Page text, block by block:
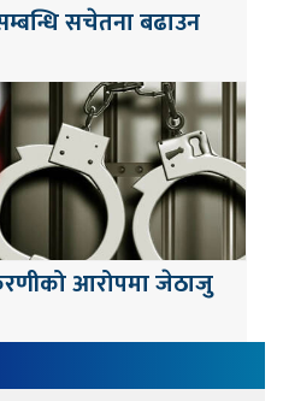
सचेतना बढाउन
आरोपमा जेठाजु